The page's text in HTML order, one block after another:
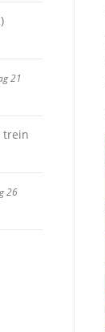
21
trein
26